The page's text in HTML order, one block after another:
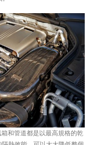
和管道都是以最高規格的乾